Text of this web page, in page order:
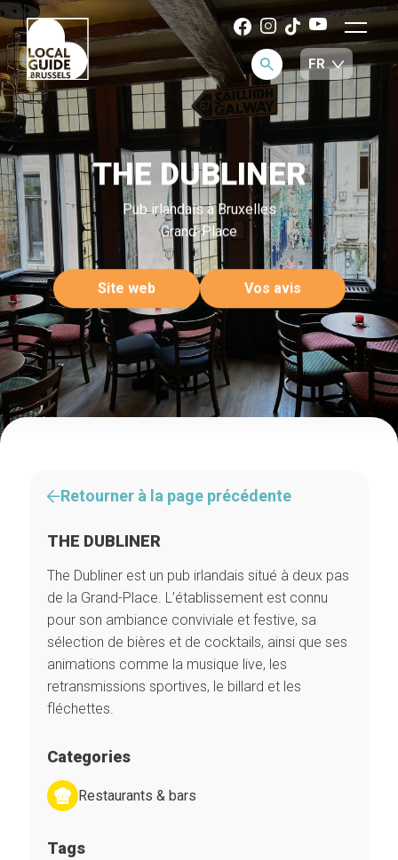
THE DUBLINER
Pub irlandais à Bruxelles
Grand-Place
Site web Vos avis
Retourner à la page précédente
THE DUBLINER
The Dubliner est un pub irlandais situé à deux pas
de la Grand-Place. L’établissement est connu
pour son ambiance conviviale et festive, sa
sélection de bières et de cocktails, ainsi que ses
animations comme la musique live, les
retransmissions sportives, le billard et les
fléchettes.
Categories
Restaurants & bars
Tags